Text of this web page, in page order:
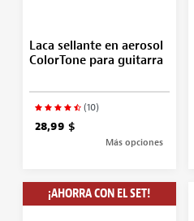
Laca sellante en aerosol
ColorTone para guitarra
(10)
28,99 $
Más opciones
¡AHORRA CON EL SET!